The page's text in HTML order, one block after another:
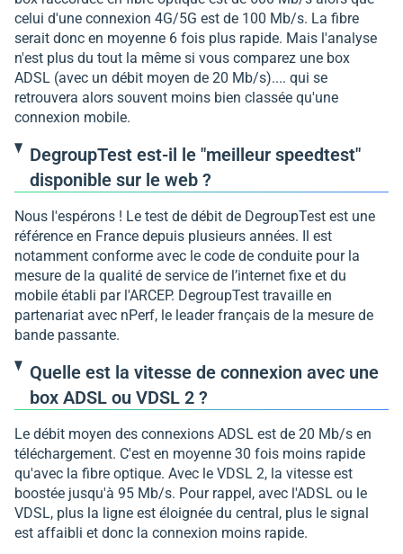
celui d'une connexion 4G/5G est de 100 Mb/s. La fibre
serait donc en moyenne 6 fois plus rapide. Mais l'analyse
n'est plus du tout la même si vous comparez une box
ADSL (avec un débit moyen de 20 Mb/s).... qui se
retrouvera alors souvent moins bien classée qu'une
connexion mobile.
DegroupTest est-il le "meilleur speedtest"
disponible sur le web ?
Nous l'espérons ! Le test de débit de DegroupTest est une
référence en France depuis plusieurs années. Il est
notamment conforme avec le code de conduite pour la
mesure de la qualité de service de l’internet fixe et du
mobile établi par l'ARCEP. DegroupTest travaille en
partenariat avec nPerf, le leader français de la mesure de
bande passante.
Quelle est la vitesse de connexion avec une
box ADSL ou VDSL 2 ?
Le débit moyen des connexions ADSL est de 20 Mb/s en
téléchargement. C'est en moyenne 30 fois moins rapide
qu'avec la fibre optique. Avec le VDSL 2, la vitesse est
boostée jusqu'à 95 Mb/s. Pour rappel, avec l'ADSL ou le
VDSL, plus la ligne est éloignée du central, plus le signal
est affaibli et donc la connexion moins rapide.